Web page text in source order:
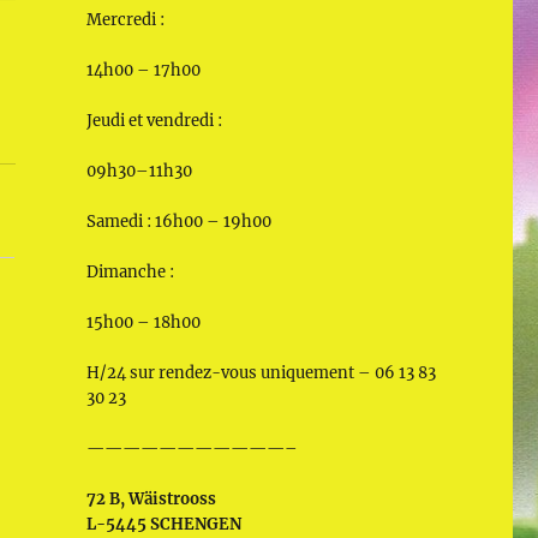
Mercredi :
14h00 – 17h00
Jeudi et vendredi :
09h30–11h30
Samedi : 16h00 – 19h00
Dimanche :
15h00 – 18h00
H/24 sur rendez-vous uniquement – 06 13 83
30 23
———————————–
72 B, Wäistrooss
L-5445 SCHENGEN